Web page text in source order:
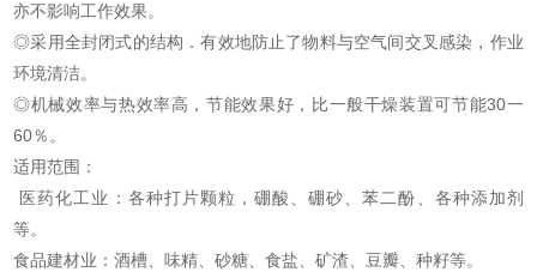
亦不影响工作效果。
◎采用全封闭式的结构．有效地防止了物料与空气间交叉感染，作业
环境清洁。
◎机械效率与热效率高，节能效果好，比一般干燥装置可节能30一
60％。
适用范围：
医药化工业：各种打片颗粒，硼酸、硼砂、苯二酚、各种添加剂
等。
食品建材业：酒槽、味精、砂糖、食盐、矿渣、豆瓣、种籽等。